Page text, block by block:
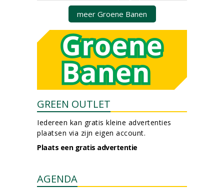
meer Groene Banen
GREEN OUTLET
Iedereen kan gratis kleine advertenties
plaatsen via zijn eigen account.
Plaats een gratis advertentie
AGENDA